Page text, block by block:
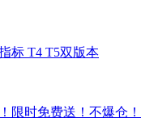
标 T4 T5双版本
限时免费送！不爆仓！